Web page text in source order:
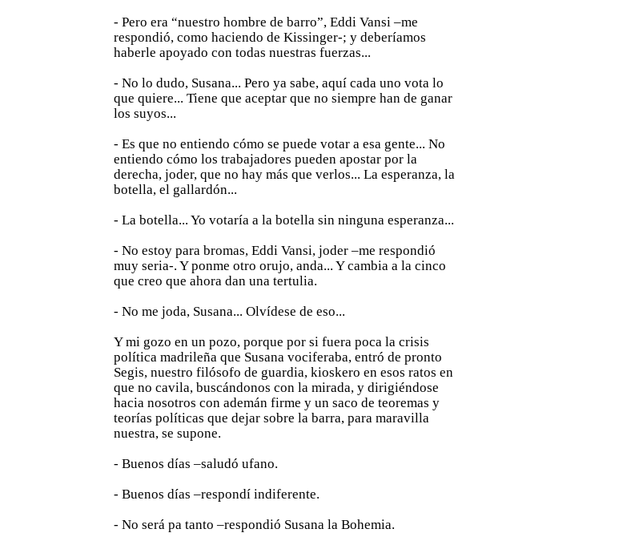
- Pero era “nuestro hombre de barro”, Eddi Vansi –me
respondió, como haciendo de Kissinger-; y deberíamos
haberle apoyado con todas nuestras fuerzas...
- No lo dudo, Susana... Pero ya sabe, aquí cada uno vota lo
que quiere... Tiene que aceptar que no siempre han de ganar
los suyos...
- Es que no entiendo cómo se puede votar a esa gente... No
entiendo cómo los trabajadores pueden apostar por la
derecha, joder, que no hay más que verlos... La esperanza, la
botella, el gallardón...
- La botella... Yo votaría a la botella sin ninguna esperanza...
- No estoy para bromas, Eddi Vansi, joder –me respondió
muy seria-. Y ponme otro orujo, anda... Y cambia a la cinco
que creo que ahora dan una tertulia.
- No me joda, Susana... Olvídese de eso...
Y mi gozo en un pozo, porque por si fuera poca la crisis
política madrileña que Susana vociferaba, entró de pronto
Segis, nuestro filósofo de guardia, kioskero en esos ratos en
que no cavila, buscándonos con la mirada, y dirigiéndose
hacia nosotros con ademán firme y un saco de teoremas y
teorías políticas que dejar sobre la barra, para maravilla
nuestra, se supone.
- Buenos días –saludó ufano.
- Buenos días –respondí indiferente.
- No será pa tanto –respondió Susana la Bohemia.